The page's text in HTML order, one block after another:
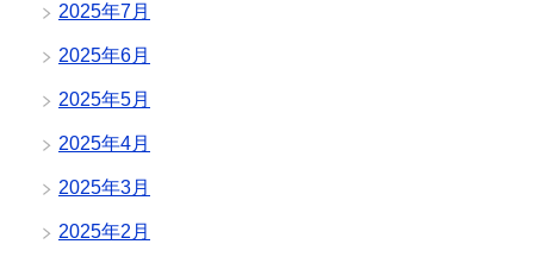
2025年7月
2025年6月
2025年5月
2025年4月
2025年3月
2025年2月